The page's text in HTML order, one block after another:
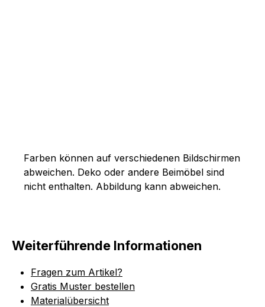
Farben können auf verschiedenen Bildschirmen
abweichen. Deko oder andere Beimöbel sind
nicht enthalten. Abbildung kann abweichen.
Weiterführende Informationen
Fragen zum Artikel?
Gratis Muster bestellen
Materialübersicht